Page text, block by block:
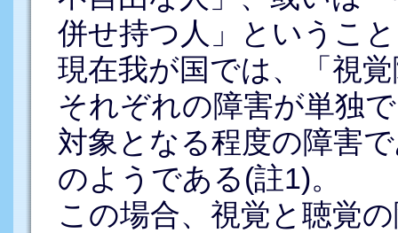
併せ持つ人」というこ
現在我が国では、「視
それぞれの障害が単独
対象となる程度の障害
のようである(註1)。
この場合、視覚と聴覚